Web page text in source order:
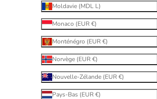
Moldavie (MDL L)
Monaco (EUR €)
Monténégro (EUR €)
Norvège (EUR €)
Nouvelle-Zélande (EUR €)
Pays-Bas (EUR €)